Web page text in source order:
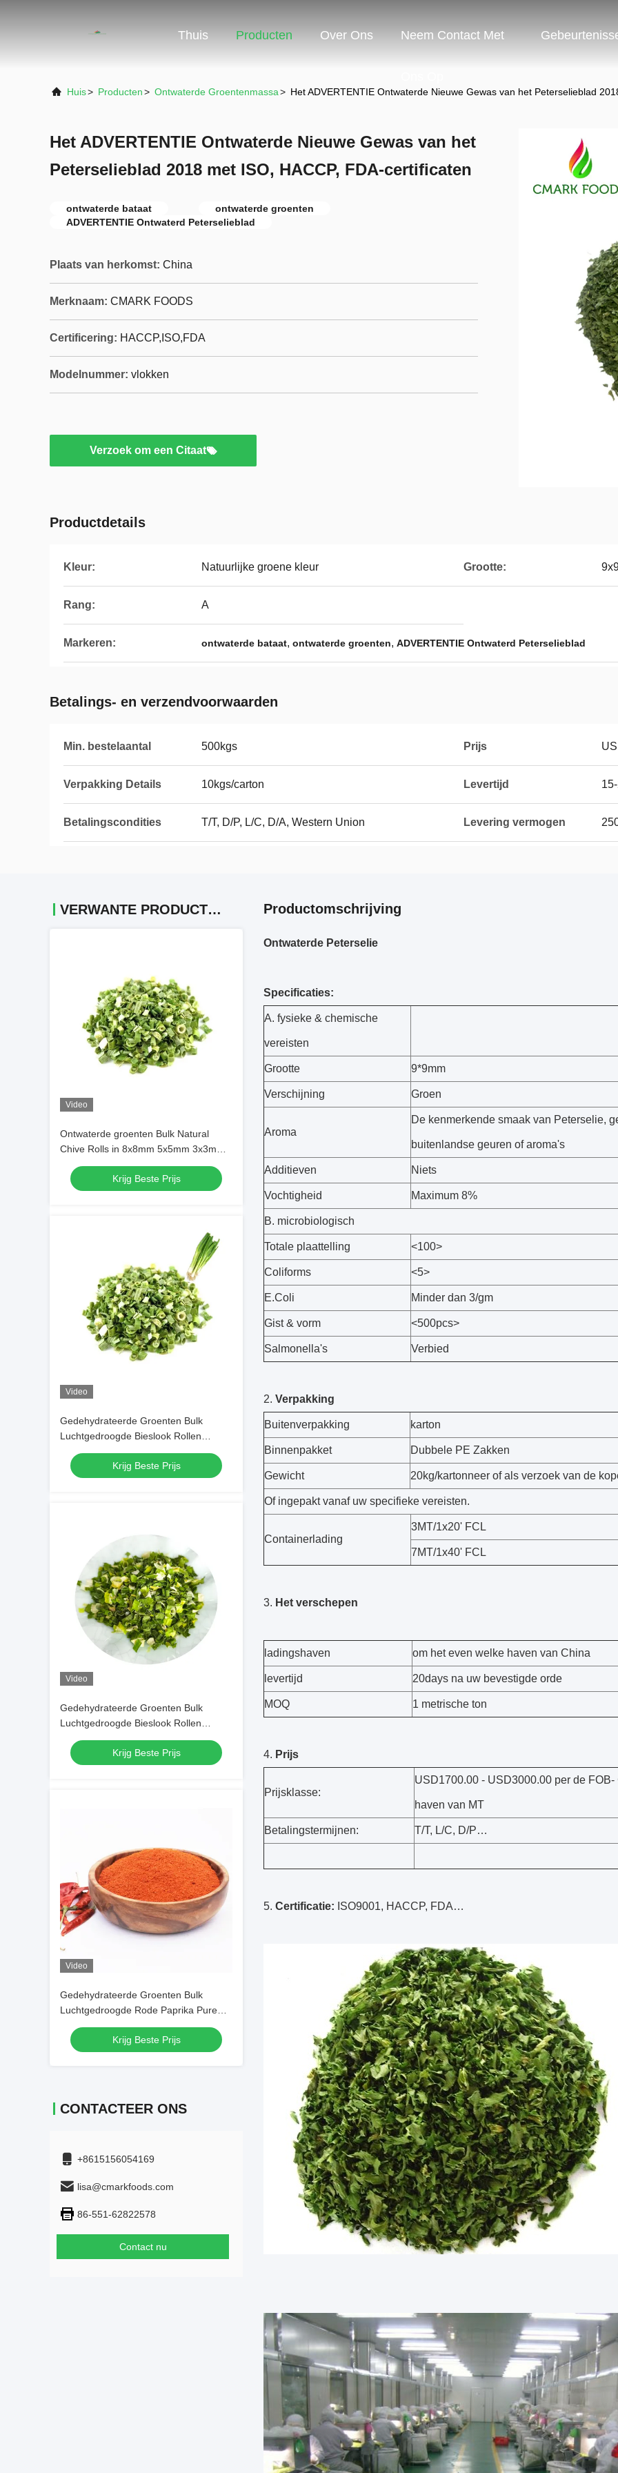
Thuis Producten Over Ons Neem Contact Met
Huis> Producten> Ontwaterde Groentenmassa> Het ADVERTENTIE Ontwaterde Nieuwe Gewas van het Peterselieblad
Het ADVERTENTIE Ontwaterde Nieuwe Gewas van het
Peterselieblad 2018 met ISO, HACCP, FDA-certificaten
ontwaterde bataat
ontwaterde groenten
ADVERTENTIE Ontwaterd Peterselieblad
Plaats van herkomst: China
Merknaam: CMARK FOODS
Certificering: HACCP,ISO,FDA
Modelnummer: vlokken
Verzoek om een Citaat
Productdetails
Kleur: Natuurlijke groene kleur Grootte:
Rang: A
Markeren: ontwaterde bataat, ontwaterde groenten, ADVERTENTIE Ontwaterd Peterselieblad
Betalings- en verzendvoorwaarden
Min. bestelaantal 500kgs Prijs
Verpakking Details 10kgs/carton Levertijd
Betalingscondities T/T, D/P, L/C, D/A, Western Union Levering vermogen
VERWANTE PRODUCTEN
Video
Ontwaterde groenten Bulk Natural
Chive Rolls in 8x8mm 5x5mm 3x3mm
Groottes Geen additieven Leverancier
Krijg Beste Prijs
Video
Gedehydrateerde Groenten Bulk
Luchtgedroogde Bieslook Rollen
3*3mm 5*5mm Natuurlijke Kleur Smaak
Geen Toevoegingen Max 7% Vocht
Kartonnen Verpakking Hoge Kwaliteit
Krijg Beste Prijs
Video
Gedehydrateerde Groenten Bulk
Luchtgedroogde Bieslook Rollen
3*3mm 5*5mm Met Natuurlijke Kleur
En Smaak
Krijg Beste Prijs
Video
Gedehydrateerde Groenten Bulk
Luchtgedroogde Rode Paprika Pure
SHU30000 Rode Chilipeper Poeder
Chilipoeder
Krijg Beste Prijs
CONTACTEER ONS
+8615156054169
lisa@cmarkfoods.com
86-551-62822578
Contact nu
Productomschrijving
Ontwaterde Peterselie
Specificaties:
A. fysieke & chemische
vereisten
Grootte 9*9mm
Verschijning Groen
Aroma
De kenmerkende smaak van Peterselie,
buitenlandse geuren of aroma's
Additieven Niets
Vochtigheid Maximum 8%
B. microbiologisch
Totale plaattelling <100>
Coliforms <5>
E.Coli Minder dan 3/gm
Gist & vorm <500pcs>
Salmonella's Verbied
2. Verpakking
Buitenverpakking karton
Binnenpakket Dubbele PE Zakken
Gewicht 20kg/kartonneer of als verzoek van de
Of ingepakt vanaf uw specifieke vereisten.
Containerlading
3MT/1x20' FCL
7MT/1x40' FCL
3. Het verschepen
ladingshaven om het even welke haven van China
levertijd 20days na uw bevestigde orde
MOQ 1 metrische ton
4. Prijs
Prijsklasse:
USD1700.00 - USD3000.00 per de FOB-
haven van MT
Betalingstermijnen: T/T, L/C, D/P…
5. Certificatie: ISO9001, HACCP, FDA…